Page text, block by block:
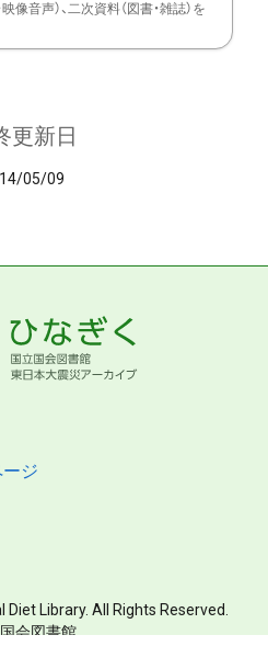
映像音声）、二次資料（図書・雑誌）を
更新日
05/09
ジ
Library. All Rights Reserved.